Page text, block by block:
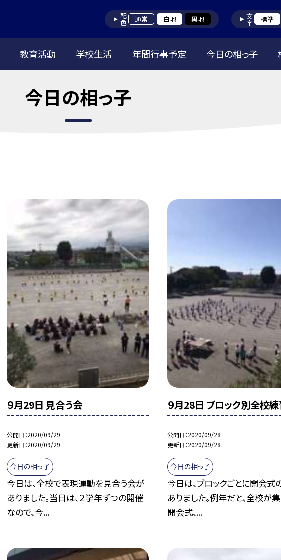
配色 通常 白地 黒地 文字 標準
教育活動 学校生活 年間行事予定 今日の相っ子
今日の相っ子
９月29日 見合う会
公開日 2020/09/29
更新日 2020/09/29
今日の相っ子
今日は、全校で表現運動を見合う会が
ありました。当日は、２学年ずつの開催
なので、今...
９月28日 ブロック別全校
公開日 2020/09/28
更新日 2020/09/28
今日の相っ子
今日は、ブロックごとに開会式
ありました。例年だと、全校が
開会式、...